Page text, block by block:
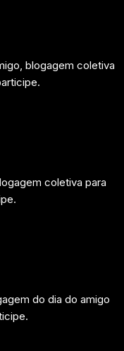
blogagem coletiva
coletiva para
do dia do amigo